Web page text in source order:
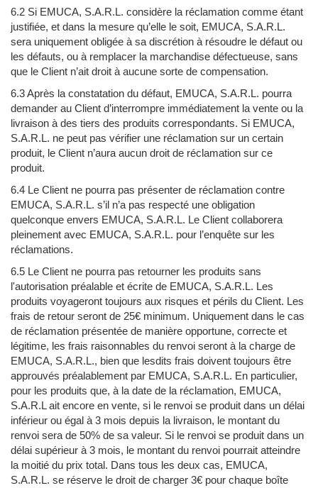
6.2 Si EMUCA, S.A.R.L. considère la réclamation comme étant
justifiée, et dans la mesure qu’elle le soit, EMUCA, S.A.R.L.
sera uniquement obligée à sa discrétion à résoudre le défaut ou
les défauts, ou à remplacer la marchandise défectueuse, sans
que le Client n’ait droit à aucune sorte de compensation.
6.3 Après la constatation du défaut, EMUCA, S.A.R.L. pourra
demander au Client d’interrompre immédiatement la vente ou la
livraison à des tiers des produits correspondants. Si EMUCA,
S.A.R.L. ne peut pas vérifier une réclamation sur un certain
produit, le Client n’aura aucun droit de réclamation sur ce
produit.
6.4 Le Client ne pourra pas présenter de réclamation contre
EMUCA, S.A.R.L. s’il n’a pas respecté une obligation
quelconque envers EMUCA, S.A.R.L. Le Client collaborera
pleinement avec EMUCA, S.A.R.L. pour l’enquête sur les
réclamations.
6.5 Le Client ne pourra pas retourner les produits sans
l'autorisation préalable et écrite de EMUCA, S.A.R.L. Les
produits voyageront toujours aux risques et périls du Client. Les
frais de retour seront de 25€ minimum. Uniquement dans le cas
de réclamation présentée de manière opportune, correcte et
légitime, les frais raisonnables du renvoi seront à la charge de
EMUCA, S.A.R.L., bien que lesdits frais doivent toujours être
approuvés préalablement par EMUCA, S.A.R.L. En particulier,
pour les produits que, à la date de la réclamation, EMUCA,
S.A.R.L ait encore en vente, si le renvoi se produit dans un délai
inférieur ou égal à 3 mois depuis la livraison, le montant du
renvoi sera de 50% de sa valeur. Si le renvoi se produit dans un
délai supérieur à 3 mois, le montant du renvoi pourrait atteindre
la moitié du prix total. Dans tous les deux cas, EMUCA,
S.A.R.L. se réserve le droit de charger 3€ pour chaque boîte